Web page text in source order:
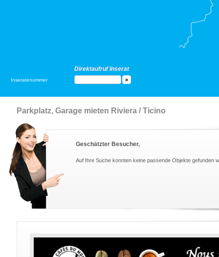
Direktaufruf Inserat
Inseratenummer
Parkplatz, Garage mieten Riviera / Ticino
Geschätzter Besucher,
Auf Ihre Suche konnten keine passende Objekte gefunden